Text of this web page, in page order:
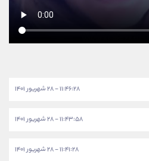
۱۱:۴۶:۲۸ - ۲۸ شهریور ۱۴۰۱
۱۱:۴۳:۵۸ - ۲۸ شهریور ۱۴۰۱
۱۱:۴۱:۲۸ - ۲۸ شهریور ۱۴۰۱